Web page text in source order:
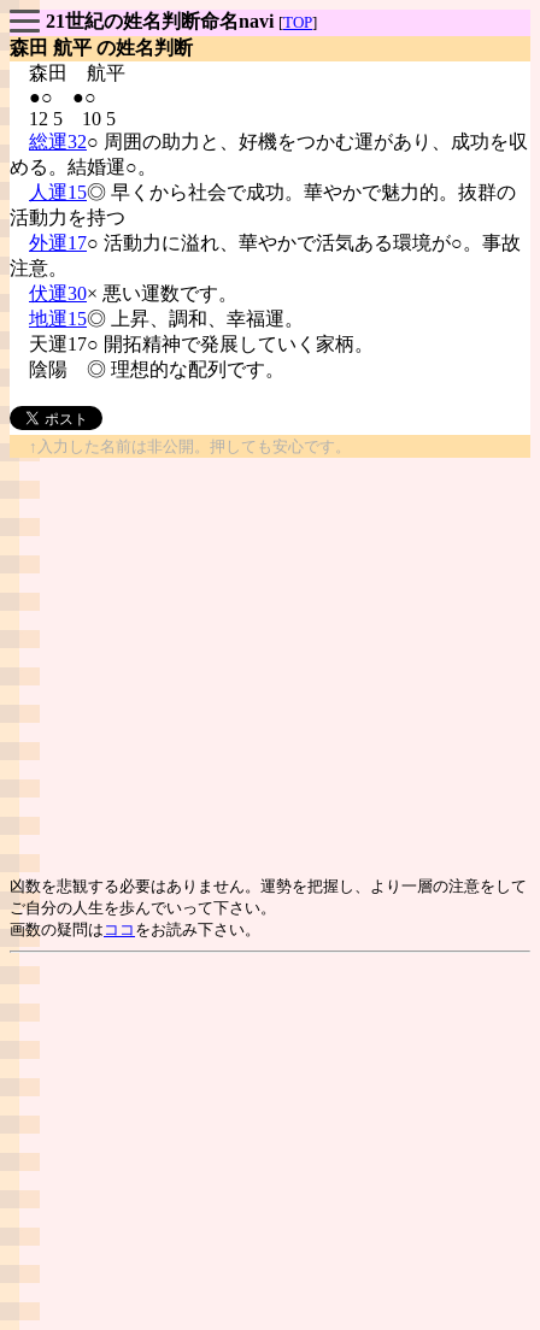
21世紀の姓名判断命名navi [TOP]
森田 航平 の姓名判断
森田 航平
●○ ●○
12 5 10 5
総運32○ 周囲の助力と、好機をつかむ運があり、成功を収
める。結婚運○。
人運15◎ 早くから社会で成功。華やかで魅力的。抜群の
活動力を持つ
外運17○ 活動力に溢れ、華やかで活気ある環境が○。事故
注意。
伏運30× 悪い運数です。
地運15◎ 上昇、調和、幸福運。
天運17○ 開拓精神で発展していく家柄。
陰陽 ◎ 理想的な配列です。
↑入力した名前は非公開。押しても安心です。
凶数を悲観する必要はありません。運勢を把握し、より一層の注意をして
ご自分の人生を歩んでいって下さい。
画数の疑問は ココ をお読み下さい。